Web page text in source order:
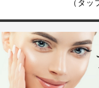
（タッ